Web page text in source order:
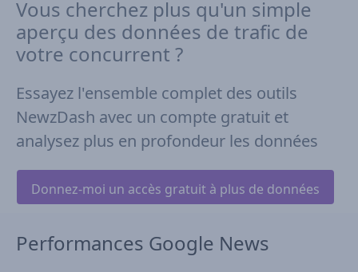
Vous cherchez plus qu'un simple
aperçu des données de trafic de
votre concurrent ?
Essayez l'ensemble complet des outils
NewzDash avec un compte gratuit et
analysez plus en profondeur les données
Donnez-moi un accès gratuit à plus de données
Performances Google News